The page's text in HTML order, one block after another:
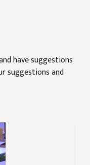
have suggestions
suggestions and